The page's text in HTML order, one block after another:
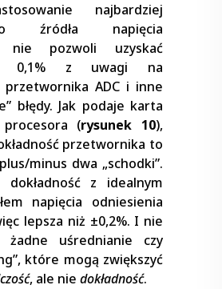
najbardziej
źródła napięcia
nie pozwoli uzyskać
0,1% z uwagi na
przetwornika ADC i inne
błędy. Jak podaje karta
(rysunek 10),
przetwornika to
minus dwa „schodki”.
dokładność z idealnym
napięcia odniesienia
lepsza niż ±0,2%. I nie
uśrednianie czy
które mogą zwiększyć
, ale nie dokładność.